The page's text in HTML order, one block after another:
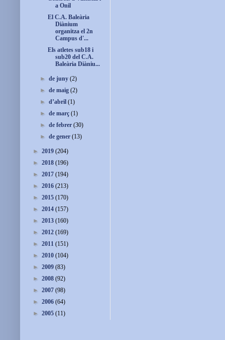
a Onil
El C.A. Baleària
Diànium
organitza el 2n
Campus d'...
Els atletes sub18 i
sub20 del C.A.
Baleària Diàniu...
►de juny(2)
►de maig(2)
►d’abril(1)
►de març(1)
►de febrer(30)
►de gener(13)
► 2019 (204)
► 2018 (196)
► 2017 (194)
► 2016 (213)
► 2015 (170)
► 2014 (157)
► 2013 (160)
► 2012 (169)
► 2011 (151)
► 2010 (104)
► 2009 (83)
► 2008 (92)
► 2007 (98)
► 2006 (64)
► 2005 (11)